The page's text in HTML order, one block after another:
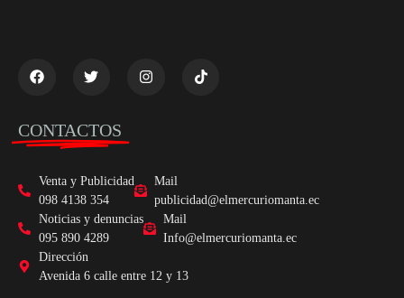
CONTACTOS
Venta y Publicidad
098 4138 354
Mail
publicidad@elmercuriomanta.ec
Noticias y denuncias
095 890 4289
Mail
Info@elmercuriomanta.ec
Dirección
Avenida 6 calle entre 12 y 13